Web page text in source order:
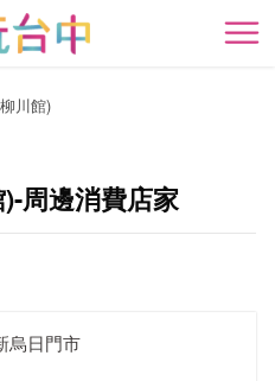
開
川館)
周邊消費店家
烏日門市